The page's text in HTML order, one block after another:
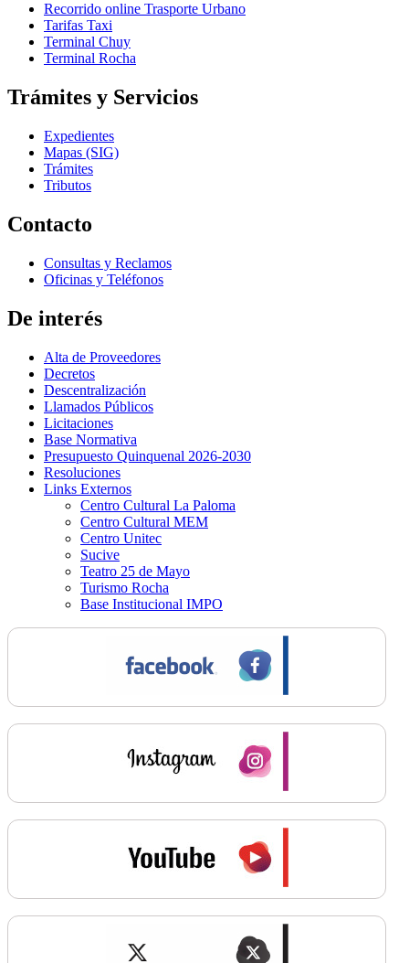
Recorrido online Trasporte Urbano
Tarifas Taxi
Terminal Chuy
Terminal Rocha
Trámites y Servicios
Expedientes
Mapas (SIG)
Trámites
Tributos
Contacto
Consultas y Reclamos
Oficinas y Teléfonos
De interés
Alta de Proveedores
Decretos
Descentralización
Llamados Públicos
Licitaciones
Base Normativa
Presupuesto Quinquenal 2026-2030
Resoluciones
Links Externos
Centro Cultural La Paloma
Centro Cultural MEM
Centro Unitec
Sucive
Teatro 25 de Mayo
Turismo Rocha
Base Institucional IMPO